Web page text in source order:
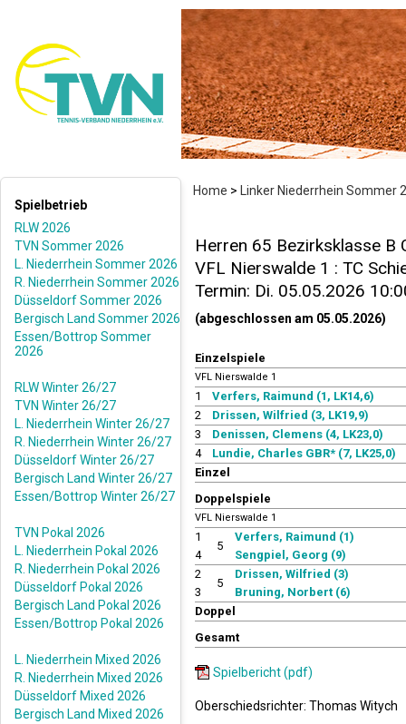
Home >
Linker Niederrhein Sommer
Spielbetrieb
RLW 2026
TVN Sommer 2026
L. Niederrhein Sommer 2026
R. Niederrhein Sommer 2026
Düsseldorf Sommer 2026
Bergisch Land Sommer 2026
Essen/Bottrop Sommer
2026
RLW Winter 26/27
TVN Winter 26/27
L. Niederrhein Winter 26/27
R. Niederrhein Winter 26/27
Düsseldorf Winter 26/27
Bergisch Land Winter 26/27
Essen/Bottrop Winter 26/27
TVN Pokal 2026
L. Niederrhein Pokal 2026
R. Niederrhein Pokal 2026
Düsseldorf Pokal 2026
Bergisch Land Pokal 2026
Essen/Bottrop Pokal 2026
L. Niederrhein Mixed 2026
R. Niederrhein Mixed 2026
Düsseldorf Mixed 2026
Bergisch Land Mixed 2026
Herren 65 Bezirksklasse B
VFL Nierswalde 1 : TC
Termin: Di. 05.05.2026
(abgeschlossen am 05.05.2026)
Einzelspiele
VFL Nierswalde 1
1
Verfers, Raimund (1, LK14,6)
2
Drissen, Wilfried (3, LK19,9)
3
Denissen, Clemens (4, LK23,0)
4
Lundie, Charles GBR* (7, LK25,0)
Einzel
Doppelspiele
VFL Nierswalde 1
1
4
5
Verfers, Raimund (1)
Sengpiel, Georg (9)
2
3
5
Drissen, Wilfried (3)
Bruning, Norbert (6)
Doppel
Gesamt
Spielbericht (pdf)
Oberschiedsrichter: Thomas Witych